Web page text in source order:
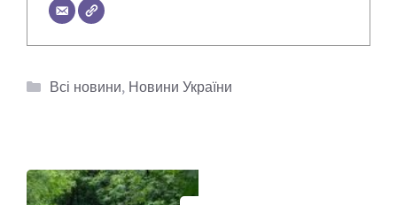
Категорії
Всі новини, Новини України